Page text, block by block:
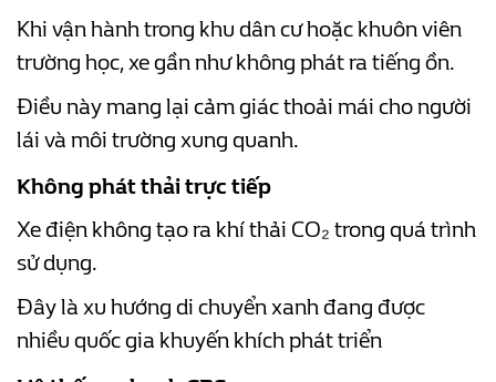
Khi vận hành trong khu dân cư hoặc khuôn viên
trường học, xe gần như không phát ra tiếng ồn.
Điều này mang lại cảm giác thoải mái cho người
lái và môi trường xung quanh.
Không phát thải trực tiếp
Xe điện không tạo ra khí thải CO₂ trong quá trình
sử dụng.
Đây là xu hướng di chuyển xanh đang được
nhiều quốc gia khuyến khích phát triển